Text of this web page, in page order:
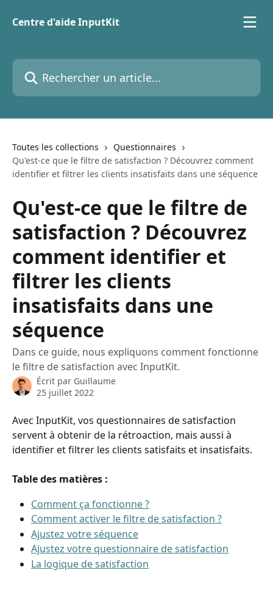
Centre d'aide InputKit
Rechercher un article...
Toutes les collections
Questionnaires
Qu'est-ce que le filtre de satisfaction ? Découvrez comment
identifier et filtrer les clients insatisfaits dans une séquence
Qu'est-ce que le filtre de
satisfaction ? Découvrez
comment identifier et
filtrer les clients
insatisfaits dans une
séquence
Dans ce guide, nous expliquons comment fonctionne
le filtre de satisfaction avec InputKit.
Écrit par Guillaume
25 juillet 2022
Avec InputKit, vos questionnaires de satisfaction
servent à obtenir de la rétroaction, mais aussi à
identifier et filtrer les clients satisfaits et insatisfaits.
Table des matières :
Comment ça fonctionne ?
Comment activer le filtre de satisfaction ?
Ajustez votre séquence
Ajustez votre questionnaire de satisfaction
La logique de satisfaction